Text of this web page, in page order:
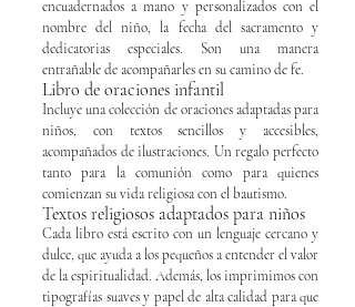
encuadernados a mano y personalizados con el
nombre del niño, la fecha del sacramento y
dedicatorias especiales. Son una manera
entrañable de acompañarles en su camino de fe.
Libro de oraciones infantil
Incluye una colección de oraciones adaptadas para
niños, con textos sencillos y accesibles,
acompañados de ilustraciones. Un regalo perfecto
tanto para la comunión como para quienes
comienzan su vida religiosa con el bautismo.
Textos religiosos adaptados para niños
Cada libro está escrito con un lenguaje cercano y
dulce, que ayuda a los pequeños a entender el valor
de la espiritualidad. Además, los imprimimos con
tipografías suaves y papel de alta calidad para que